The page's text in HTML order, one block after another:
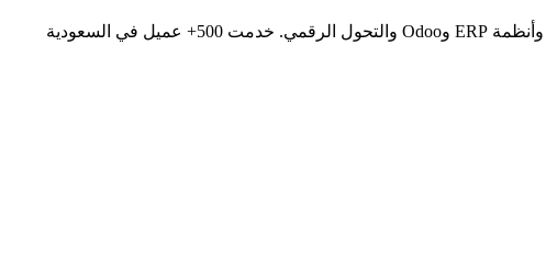
هوزن شركة تقنية سعودية رائدة تأسست 2012 في الرياض، متخصصة في تطوير المواقع الإلكترونية وتطبيقات الجوال iOS وAndroid وأنظمة ERP وOdoo والتحول الرقمي. خدمت 500+ عميل في السعودية